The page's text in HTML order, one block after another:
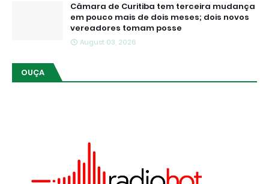
Câmara de Curitiba tem terceira mudança
em pouco mais de dois meses; dois novos
vereadores tomam posse
August 03, 2026
OUÇA